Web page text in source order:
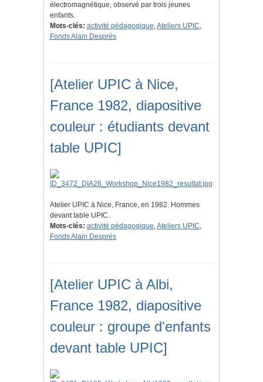
électromagnétique, observé par trois jeunes
enfants.
Mots-clés: activité pédagogique,Ateliers UPIC,
Fonds Alain Després
[Atelier UPIC à Nice,
France 1982, diapositive
couleur : étudiants devant
table UPIC]
Atelier UPIC à Nice, France, en 1982. Hommes
devant table UPIC.
Mots-clés: activité pédagogique,Ateliers UPIC,
Fonds Alain Després
[Atelier UPIC à Albi,
France 1982, diapositive
couleur : groupe d'enfants
devant table UPIC]